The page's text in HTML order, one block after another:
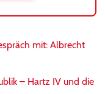
mit: Albrecht
– Hartz IV und die